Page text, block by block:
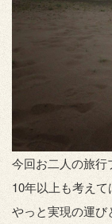
今回お二人の旅行
10年以上も考えて
やっと実現の運び